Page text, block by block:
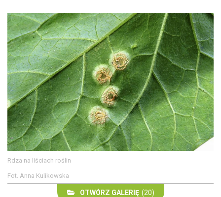
Rdza na liściach roślin
Fot. Anna Kulikowska
OTWÓRZ GALERIĘ (20)